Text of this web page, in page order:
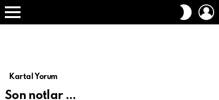
Menü
DIŞ
Kartal Yorum
Son notlar …